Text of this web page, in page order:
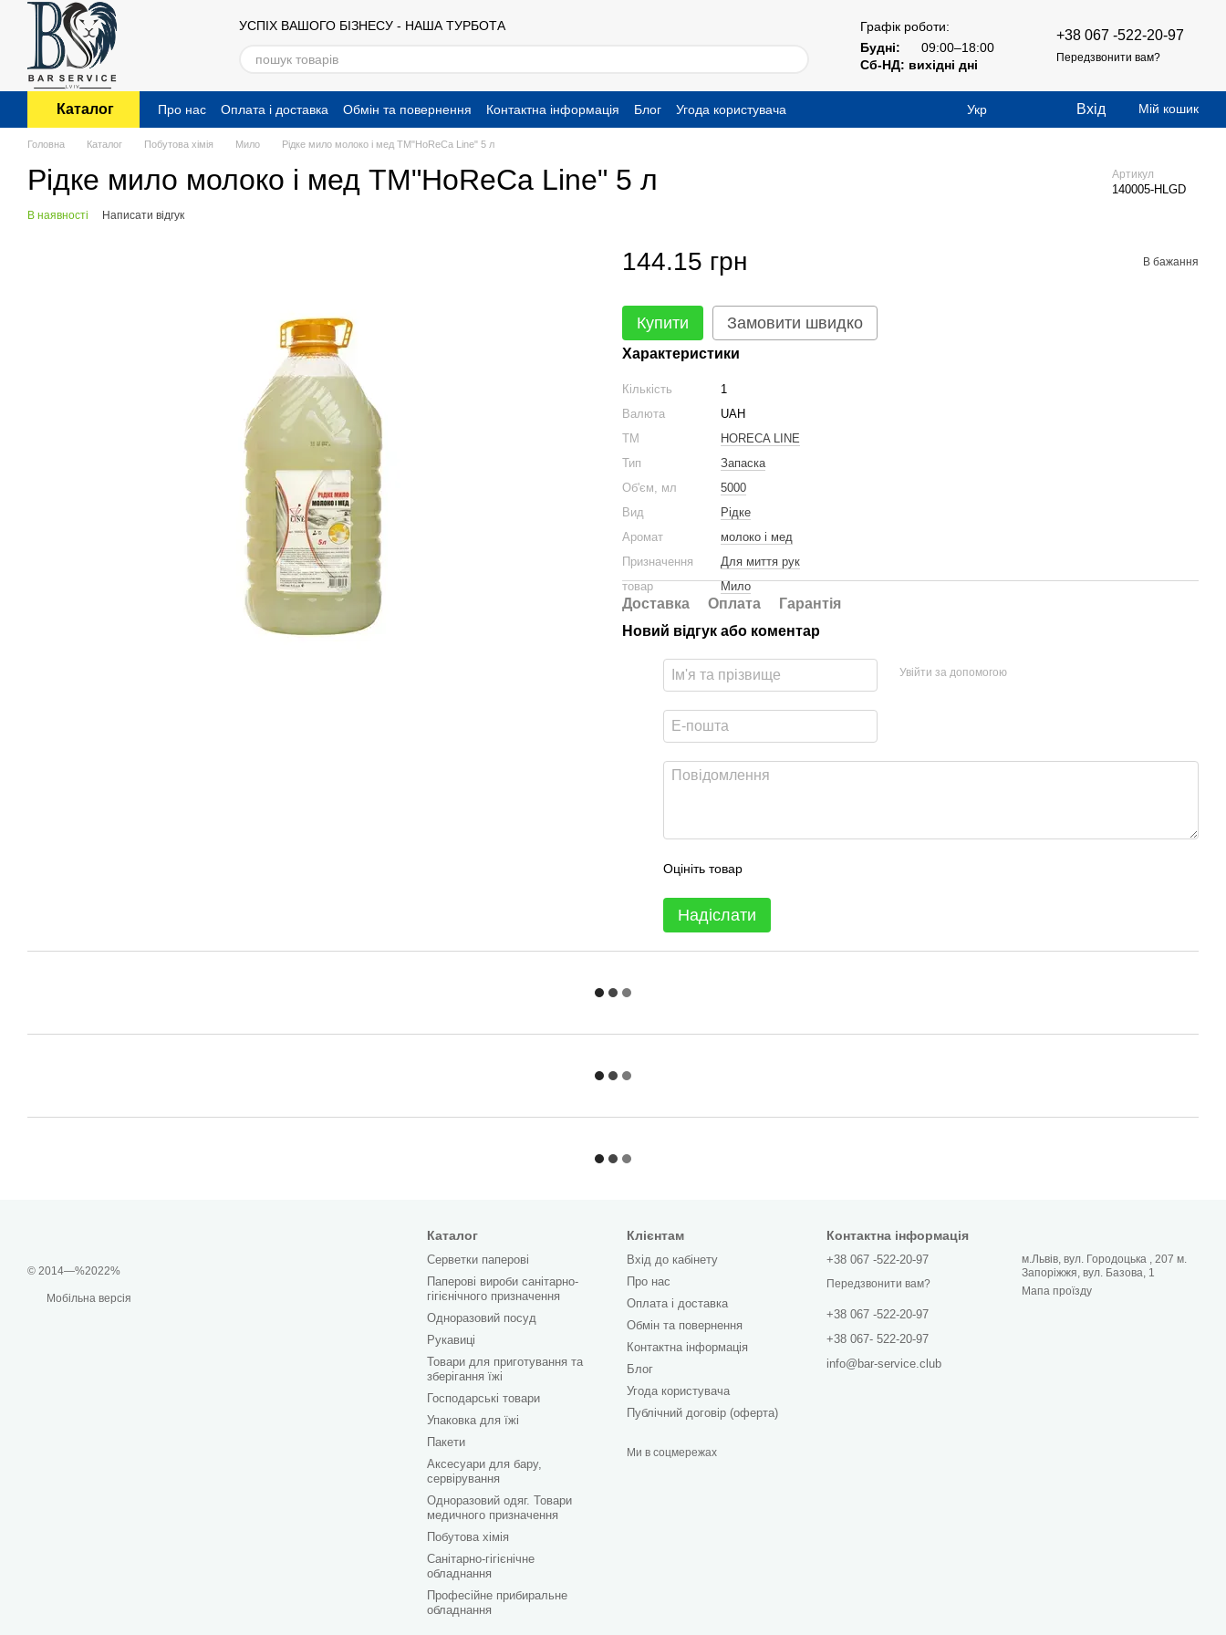
Перейти до основного контенту
УСПІХ ВАШОГО БІЗНЕСУ - НАША ТУРБОТА
Графік роботи:
Будні:
09:00–18:00
Сб-НД: вихідні дні
+38 067 -522-20-97
Передзвонити вам?
Каталог Про нас Оплата і доставка Обмін та повернення Контактна інформація Блог
Угода користувача
Публічний договір (оферта)
Укр Вхід Мій кошик
Головна Каталог Побутова хімія Мило Рідке мило молоко і мед ТМ"HoReCa Line" 5 л
Рідке мило молоко і мед ТМ"HoReCa Line" 5 л Артикул
140005-HLGD
В наявності Написати відгук
144.15 грн В бажання
Купити Замовити швидко
Характеристики
Кількість
1
Валюта
UAH
ТМ
HORECA LINE
Тип
Запаска
Об'єм, мл
5000
Вид
Рідке
Аромат
молоко і мед
Призначення
Для миття рук
товар
Мило
Доставка Оплата
Гарантія
Новий відгук або коментар
Увійти за допомогою
Оцініть товар
Надіслати
© 2014—%2022%
Мобільна версія
Каталог
Серветки паперові
Паперові вироби санітарно-
гігієнічного призначення
Одноразовий посуд
Рукавиці
Товари для приготування та
зберігання їжі
Господарські товари
Упаковка для їжі
Пакети
Аксесуари для бару,
сервірування
Одноразовий одяг. Товари
медичного призначення
Побутова хімія
Санітарно-гігієнічне
обладнання
Професійне прибиральне
обладнання
Клієнтам
Вхід до кабінету
Про нас
Оплата і доставка
Обмін та повернення
Контактна інформація
Блог
Угода користувача
Публічний договір (оферта)
Ми в соцмережах
Контактна інформація
+38 067 -522-20-97
Передзвонити вам?
+38 067 -522-20-97
+38 067- 522-20-97
info@bar-service.club
м.Львів, вул. Городоцька , 207 м.
Запоріжжя, вул. Базова, 1
Мапа проїзду